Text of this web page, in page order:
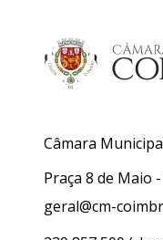
Câmara
Praça 8 de Maio
geral@cm-